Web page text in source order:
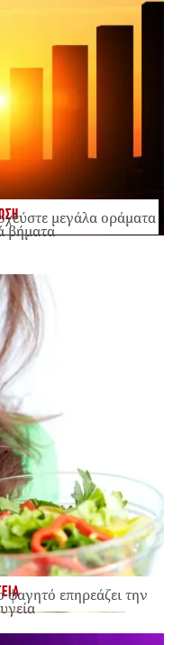
μεγάλα οράματα
βήματα
επηρεάζει την